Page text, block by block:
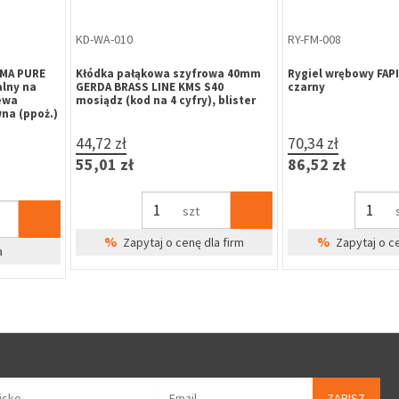
3722B
firm
RY-FM-004
Rygiel nawierzchniowy krótki
FAPIM 3722A 140x22x8 szary
54,91 zł
67,54 zł
szt
%Zapytaj o cenę dla firm
RY-FM-003
Rygiel
225x24,5x10 szary
63,70 zł
78,35 zł
Zapytaj o